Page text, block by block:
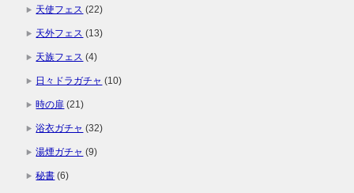
天使フェス (22)
天外フェス (13)
天族フェス (4)
日々ドラガチャ (10)
時の扉 (21)
浴衣ガチャ (32)
湯煙ガチャ (9)
秘書 (6)